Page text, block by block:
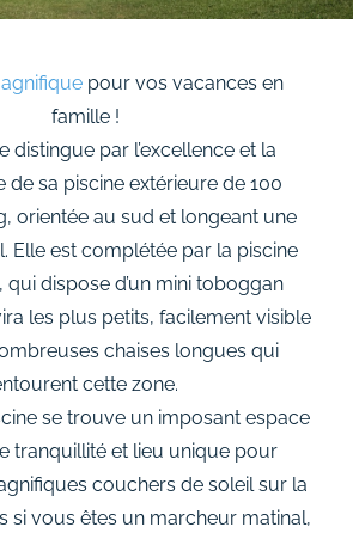
pour vos vacances en
famille !
distingue par l’excellence et la
de sa piscine extérieure de 100
orientée au sud et longeant une
Elle est complétée par la piscine
qui dispose d’un mini toboggan
les plus petits, facilement visible
chaises longues qui
cette zone.
se trouve un imposant espace
tranquillité et lieu unique pour
couchers de soleil sur la
si vous êtes un marcheur matinal,